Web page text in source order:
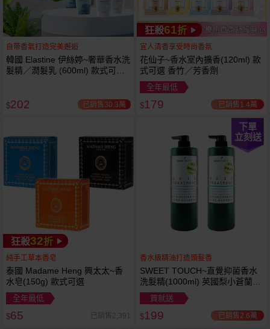
自帶香氣打造完美邂逅
韓國 Elastine 伊絲婷~奢華香水洗
髮精／潤髮乳 (600ml) 款式可選
$202 已銷售30.3萬
狂殺61折
宜人清香享受時尚香氛
花仙子~香水室內擴香(120ml) 款
式可選 香竹／芳香劑
全年最低
$179 已銷售1.4萬
狂殺32折
純手工草本香皂
泰國 Madame Heng 興太太~香
水皂(150g) 款式可選
全年最低
$65 已銷售2,391
下單
立刻送
香水級精油打造頭髮香
SWEET TOUCH~直覺抑菌香水
洗髮精(1000ml) 英國梨小蒼蘭／
鼠尾草海鹽 款式可選
買就送
$199 已銷售2.6萬